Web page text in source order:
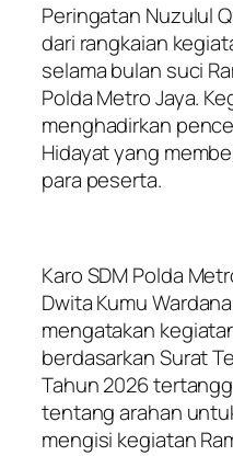
Peringatan Nuzulul
dari rangkaian
selama bulan suci
Polda Metro Jaya.
menghadirkan
Hidayat yang
para peserta.
Karo SDM Polda
Dwita Kumu
mengatakan
berdasarkan Surat
Tahun 2026
tentang arahan
mengisi kegiatan